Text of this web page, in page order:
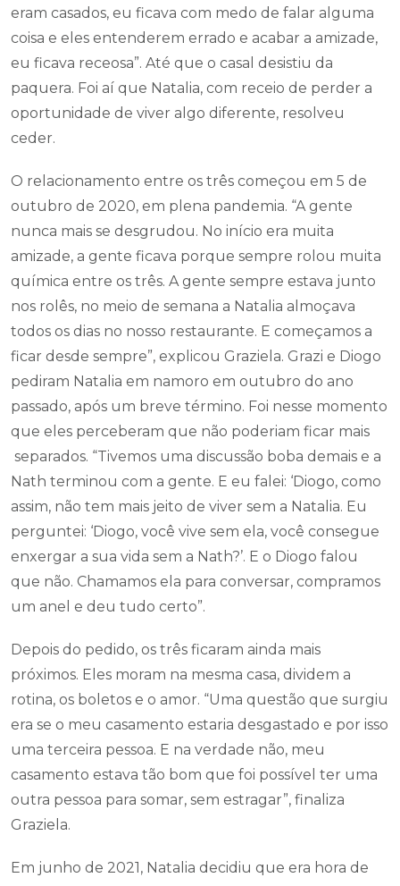
eram casados, eu ficava com medo de falar alguma
coisa e eles entenderem errado e acabar a amizade,
eu ficava receosa”. Até que o casal desistiu da
paquera. Foi aí que Natalia, com receio de perder a
oportunidade de viver algo diferente, resolveu
ceder.
O relacionamento entre os três começou em 5 de
outubro de 2020, em plena pandemia. “A gente
nunca mais se desgrudou. No início era muita
amizade, a gente ficava porque sempre rolou muita
química entre os três. A gente sempre estava junto
nos rolês, no meio de semana a Natalia almoçava
todos os dias no nosso restaurante. E começamos a
ficar desde sempre”, explicou Graziela. Grazi e Diogo
pediram Natalia em namoro em outubro do ano
passado, após um breve término. Foi nesse momento
que eles perceberam que não poderiam ficar mais
separados. “Tivemos uma discussão boba demais e a
Nath terminou com a gente. E eu falei: ‘Diogo, como
assim, não tem mais jeito de viver sem a Natalia. Eu
perguntei: ‘Diogo, você vive sem ela, você consegue
enxergar a sua vida sem a Nath?’. E o Diogo falou
que não. Chamamos ela para conversar, compramos
um anel e deu tudo certo”.
Depois do pedido, os três ficaram ainda mais
próximos. Eles moram na mesma casa, dividem a
rotina, os boletos e o amor. “Uma questão que surgiu
era se o meu casamento estaria desgastado e por isso
uma terceira pessoa. E na verdade não, meu
casamento estava tão bom que foi possível ter uma
outra pessoa para somar, sem estragar”, finaliza
Graziela.
Em junho de 2021, Natalia decidiu que era hora de